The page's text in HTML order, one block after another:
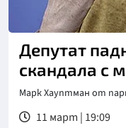
Депутат
скандала с
Марк Хауптман от
11 март | 19:09